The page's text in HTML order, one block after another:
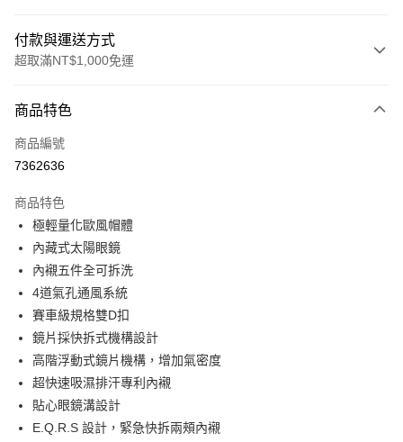
付款與運送方式
超取滿NT$1,000免運
信用卡一次付款
超商取貨付款
ATM付款
運送方式
全家取貨付款(安全帽一頂以上請選宅配)
每筆NT$60，滿NT$1,000(含以上)免運費
7-11取貨付款(安全帽一頂以上請選宅配)
每筆NT$60，滿NT$1,000(含以上)免運費
宅配
每筆NT$100，滿NT$1,000(含以上)免運費
商品特色
商品編號
7362636
商品特色
極輕量化歐風帽體
內藏式太陽眼鏡
內襯五件全可拆洗
4道氣孔通風系統
賽車級規格雙D扣
鏡片採快拆式機構設計
高階浮動式鏡片機構，增加氣密度
超快速吸濕排汗專利內襯
貼心眼鏡溝設計
E.Q.R.S 設計，緊急快拆兩頰內襯